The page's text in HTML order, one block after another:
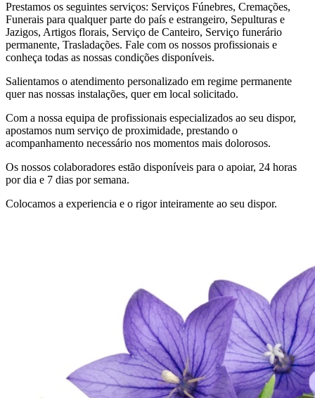
Prestamos os seguintes serviços: Serviços Fúnebres, Cremações,
Funerais para qualquer parte do país e estrangeiro, Sepulturas e
Jazigos, Artigos florais, Serviço de Canteiro, Serviço funerário
permanente, Trasladações. Fale com os nossos profissionais e
conheça todas as nossas condições disponíveis.
Salientamos o atendimento personalizado em regime permanente
quer nas nossas instalações, quer em local solicitado.
Com a nossa equipa de profissionais especializados ao seu dispor,
apostamos num serviço de proximidade, prestando o
acompanhamento necessário nos momentos mais dolorosos.
Os nossos colaboradores estão disponíveis para o apoiar, 24 horas
por dia e 7 dias por semana.
Colocamos a experiencia e o rigor inteiramente ao seu dispor.